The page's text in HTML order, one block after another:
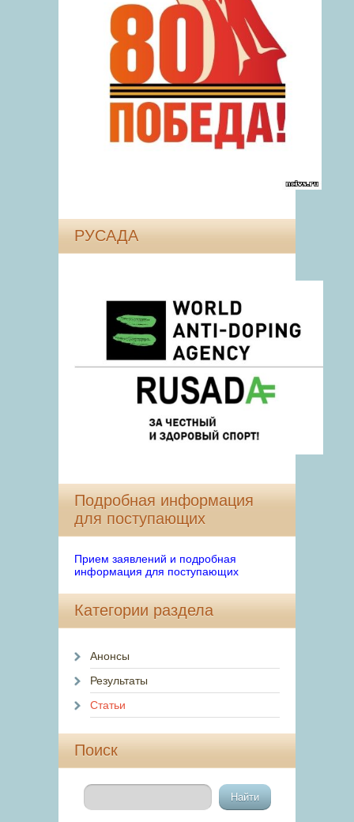
РУСАДА
Подробная информация
для поступающих
Прием заявлений и подробная
информация для поступающих
Категории раздела
Анонсы
Результаты
Статьи
Поиск